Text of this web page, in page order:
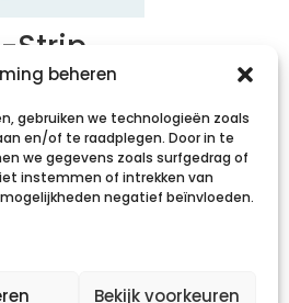
beheren
gebruiken we technologieën zoals
en/of te raadplegen. Door in te
we gegevens zoals surfgedrag of
instemmen of intrekken van
negatief beïnvloeden.
Bekijk voorkeuren
Strip
3mm
(10x 5